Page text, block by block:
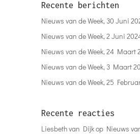
Recente berichten
Nieuws van de Week, 30 Juni
Nieuws van de Week, 2 Juni
Nieuws van de Week, 24 Maart
Nieuws van de Week, 3 Maart
Nieuws van de Week, 25
Recente reacties
Liesbeth van Dijkop Nieuws